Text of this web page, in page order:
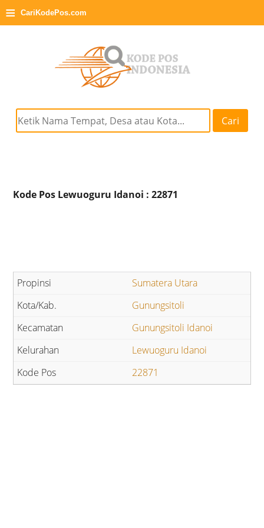
≡ CariKodePos.com
Cari
Kode Pos Lewuoguru Idanoi : 22871
Sumatera Utara
Gunungsitoli
Gunungsitoli Idanoi
Lewuoguru Idanoi
22871